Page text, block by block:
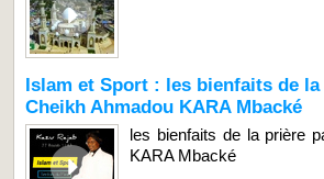
Islam et Sport : les bienfaits de
Cheikh Ahmadou KARA Mbacké
les bienfaits de la prière
KARA Mbacké